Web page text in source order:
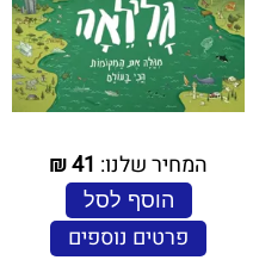
המחיר שלנו: 41
₪
הוסף לסל
פרטים נוספים